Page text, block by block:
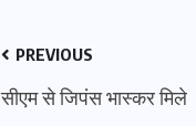
PREVIOUS
सीएम से जिपंस भास्कर मिले